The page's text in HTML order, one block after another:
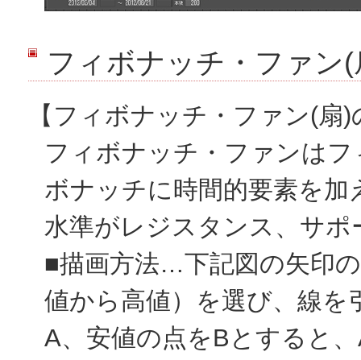
フィボナッチ・ファン(
【フィボナッチ・ファン(扇
フィボナッチ・ファンは
ボナッチに時間的要素を
水準がレジスタンス、サ
■描画方法…下記図の矢印
値から高値）を選び、線
A、安値の点をBとすると